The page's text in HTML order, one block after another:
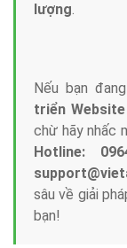
lượng.
Nếu bạn
triển
chừ hãy nhấc
Hotline:
sâu về giải
bạn!